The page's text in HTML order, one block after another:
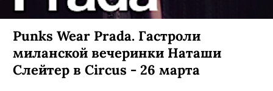
Punks Wear Prada. Гастроли
миланской вечеринки Наташи
Слейтер в Circus - 26 марта